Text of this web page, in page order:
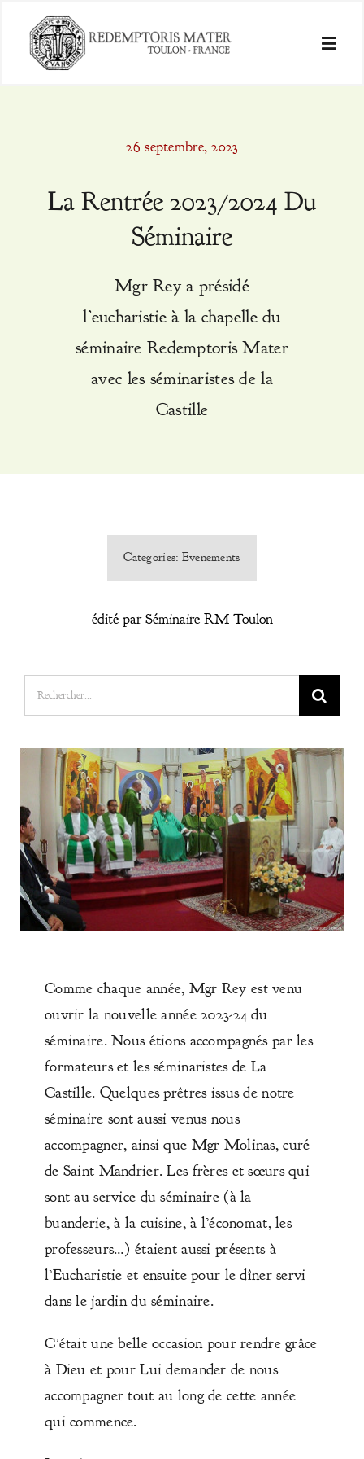
contenu
Toggle
La Seyne-Sur-Mer
26 septembre, 2023
La Rentrée 2023/2024 Du
Séminaire
Mgr Rey a présidé
l’eucharistie à la chapelle du
séminaire Redemptoris Mater
avec les séminaristes de la
Castille
Categories: Evenements
édité par Séminaire RM Toulon
Rechercher:
Comme chaque année, Mgr Rey est venu
ouvrir la nouvelle année 2023-24 du
séminaire. Nous étions accompagnés par les
formateurs et les séminaristes de La
Castille. Quelques prêtres issus de notre
séminaire sont aussi venus nous
accompagner, ainsi que Mgr Molinas, curé
de Saint Mandrier. Les frères et sœurs qui
sont au service du séminaire (à la
buanderie, à la cuisine, à l’économat, les
professeurs…) étaient aussi présents à
l’Eucharistie et ensuite pour le dîner servi
dans le jardin du séminaire.
C’était une belle occasion pour rendre grâce
à Dieu et pour Lui demander de nous
accompagner tout au long de cette année
qui commence.